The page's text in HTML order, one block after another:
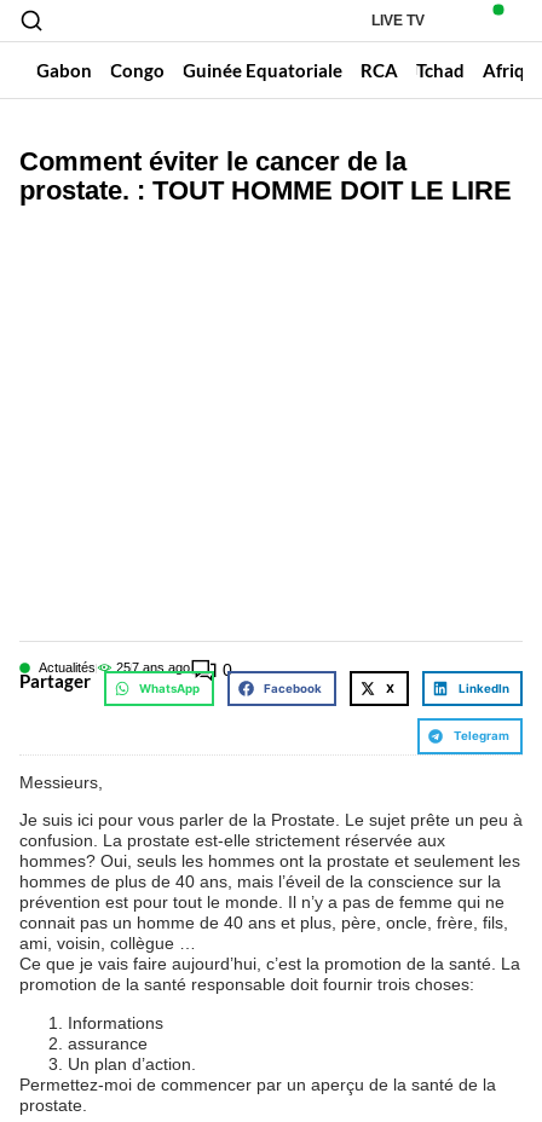
LIVE TV
Gabon Congo Guinée Equatoriale RCA Tchad
Comment éviter le cancer de la
prostate. : TOUT HOMME DOIT LE LIRE
Actualités 257 ans ago 0
Partager WhatsApp Facebook X LinkedIn
Telegram
Messieurs,
Je suis ici pour vous parler de la Prostate. Le sujet prête un peu à
confusion. La prostate est-elle strictement réservée aux
hommes? Oui, seuls les hommes ont la prostate et seulement les
hommes de plus de 40 ans, mais l’éveil de la conscience sur la
prévention est pour tout le monde. Il n’y a pas de femme qui ne
connait pas un homme de 40 ans et plus, père, oncle, frère, fils,
ami, voisin, collègue …
Ce que je vais faire aujourd’hui, c’est la promotion de la santé. La
promotion de la santé responsable doit fournir trois choses:
Informations
assurance
Un plan d’action.
Permettez-moi de commencer par un aperçu de la santé de la
prostate.